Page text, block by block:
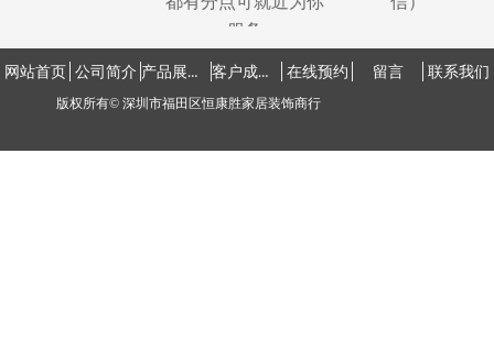
网站首页 公司简介 产品展示中心 客户成功案例 在线预约 留言 联系我们
版权所有© 深圳市福田区恒康胜家居装饰商行
服务